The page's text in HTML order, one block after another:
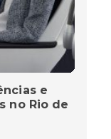
e
no Rio de